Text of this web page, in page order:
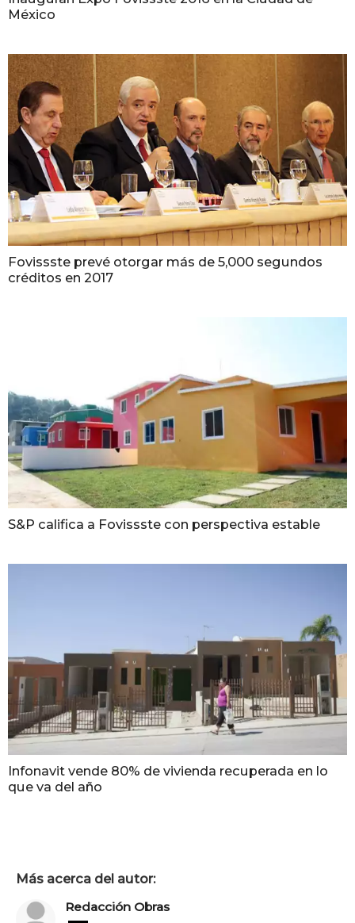
México
Fovissste prevé otorgar más de 5,000 segundos
créditos en 2017
S&P califica a Fovissste con perspectiva estable
Infonavit vende 80% de vivienda recuperada en lo
que va del año
Más acerca del autor:
Redacción Obras